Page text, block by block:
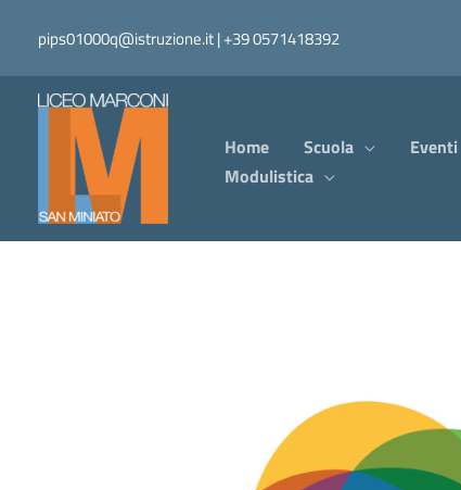
contenuto
pips01000q@istruzione.it | +39 0571418392
Home Scuola Eventi
Modulistica